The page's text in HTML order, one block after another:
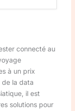
connecté au
à un prix
de la data
il est
solutions pour